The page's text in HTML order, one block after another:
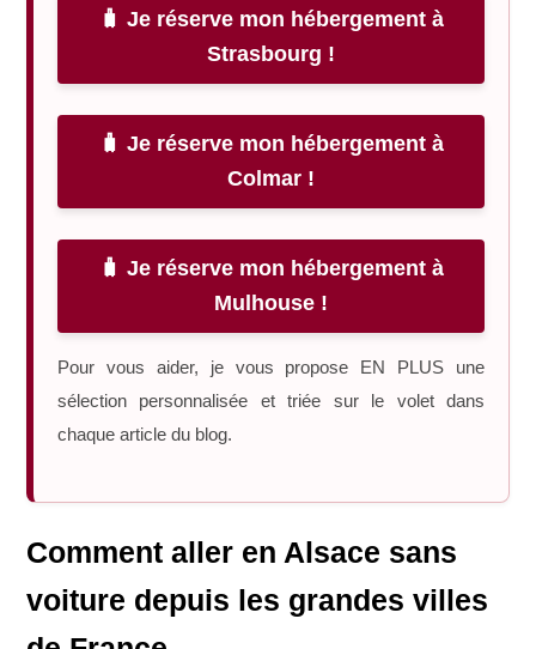
🧳 Je réserve mon hébergement à
Strasbourg !
🧳 Je réserve mon hébergement à
Colmar !
🧳 Je réserve mon hébergement à
Mulhouse !
Pour vous aider, je vous propose EN PLUS une
sélection personnalisée et triée sur le volet dans
chaque article du blog.
Comment aller en Alsace sans
voiture depuis les grandes villes